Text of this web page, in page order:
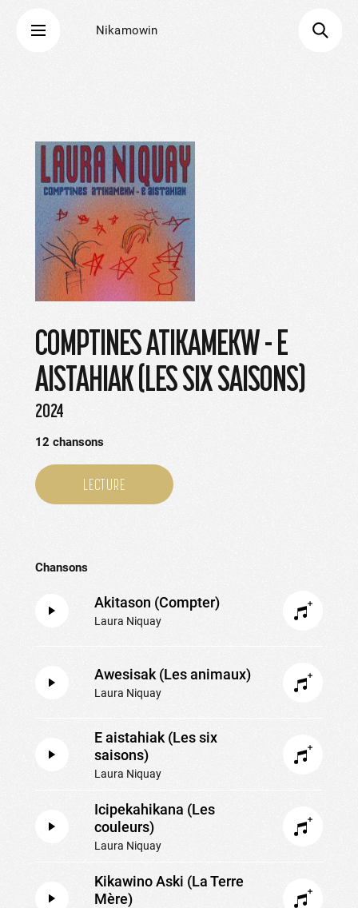
Nikamowin
COMPTINES ATIKAMEKW - E
AISTAHIAK (LES SIX SAISONS)
2024
12 chansons
LECTURE
Chansons
Akitason (Compter)
Laura Niquay
Awesisak (Les animaux)
Laura Niquay
E aistahiak (Les six
saisons)
Laura Niquay
Icipekahikana (Les
couleurs)
Laura Niquay
Kikawino Aski (La Terre
Mère)